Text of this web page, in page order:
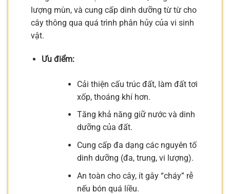
lượng mùn, và cung cấp dinh dưỡng từ từ cho
cây thông qua quá trình phân hủy của vi sinh
vật.
Ưu điểm:
Cải thiện cấu trúc đất, làm đất tơi
xốp, thoáng khí hơn.
Tăng khả năng giữ nước và dinh
dưỡng của đất.
Cung cấp đa dạng các nguyên tố
dinh dưỡng (đa, trung, vi lượng).
An toàn cho cây, ít gây “cháy” rễ
nếu bón quá liều.